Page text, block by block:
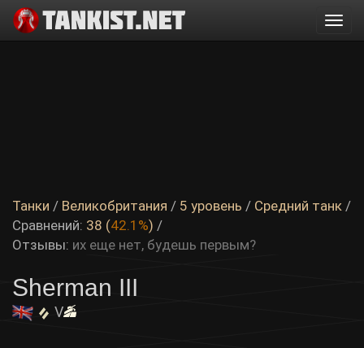
Танки / Великобритания / 5 уровень / Средний танк /
Сравнений: 38 (42.1%) /
Отзывы: их еще нет, будешь первым?
Sherman III
V